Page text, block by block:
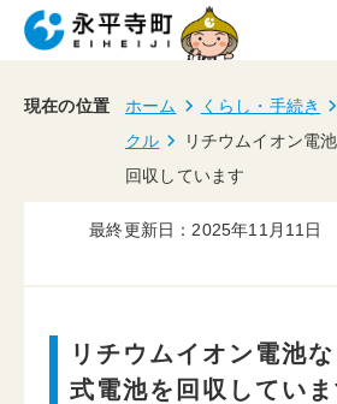
現在の位置 ホーム くらし・手続き
クル
リチウムイオン電
回収しています
最終更新日：2025年11月11日
リチウムイオン電池
式電池を回収してい